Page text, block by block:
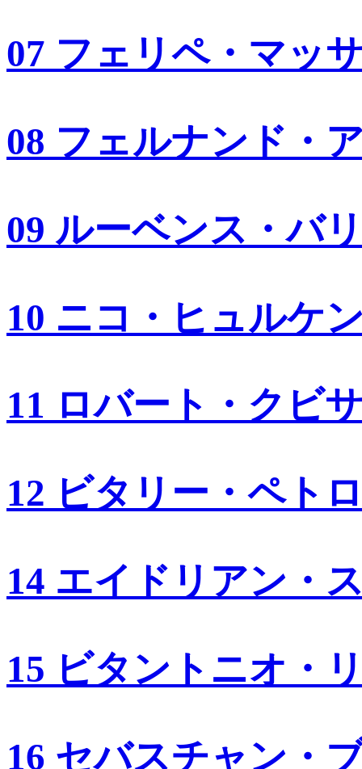
07 フェリペ・マッ
08 フェルナンド・
09 ルーベンス・バ
10 ニコ・ヒュルケ
11 ロバート・クビ
12 ビタリー・ペト
14 エイドリアン・
15 ビタントニオ・
16 セバスチャン・